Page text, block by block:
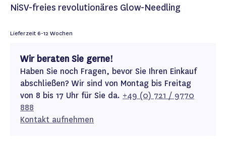
NiSV-freies revolutionäres Glow-Needling
Lieferzeit6-12 Wochen
Wir beraten Sie gerne!
Haben Sie noch Fragen, bevor Sie Ihren Einkauf
abschließen? Wir sind von Montag bis Freitag
von 8 bis 17 Uhr für Sie da. +49 (0) 721 / 9770
888
Kontakt aufnehmen